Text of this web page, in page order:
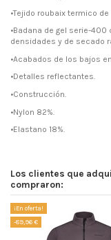
•Tejido roubaix termico
•Badana de gel serie-
densidades y de secado
•Acabados de los bajos
•Detalles reflectantes.
•Construcción.
•Nylon 82%.
•Elastano 18%.
Los clientes que
compraron:
¡En oferta!
-89,96 €